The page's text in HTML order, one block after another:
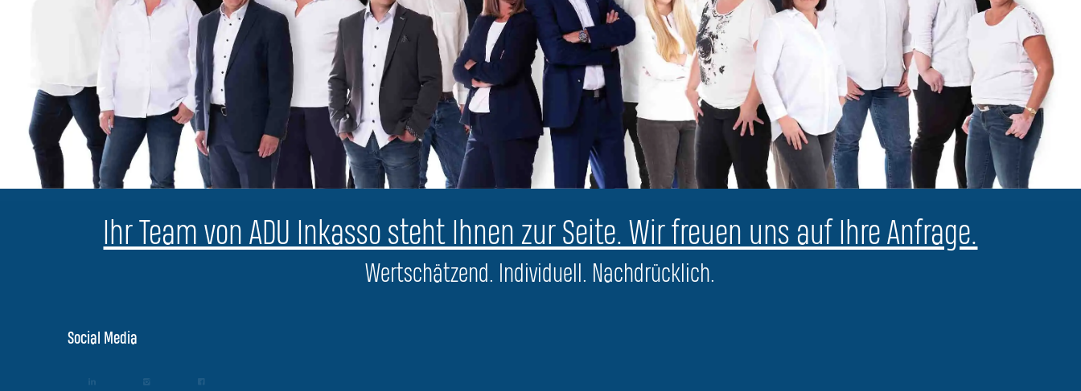
Ihr Team von ADU Inkasso steht Ihnen zur Seite. Wir freuen uns auf Ihre Anfrage.
Wertschätzend. Individuell. Nachdrücklich.
Social Media